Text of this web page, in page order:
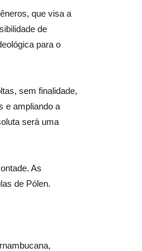
que visa a
de
para o
sem finalidade,
e ampliando a
será uma
As
de Pólen.